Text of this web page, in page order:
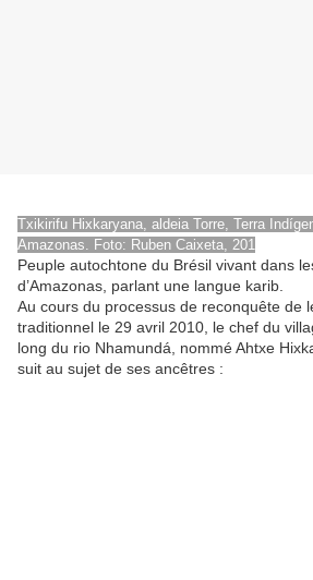
Txikirifu Hixkaryana, aldeia Torre, Terra
Amazonas. Foto: Ruben Caixeta, 201
Peuple autochtone du Brésil vivant dans
d’Amazonas, parlant une langue karib.
Au cours du processus de reconquête de
traditionnel le 29 avril 2010, le chef du
long du rio Nhamundá, nommé Ahtxe
suit au sujet de ses ancêtres :